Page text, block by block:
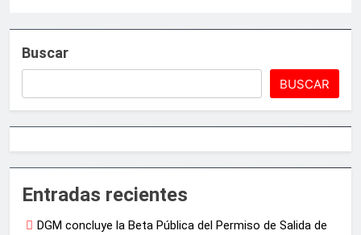
Buscar
BUSCAR
Entradas recientes
DGM concluye la Beta Pública del Permiso de Salida de